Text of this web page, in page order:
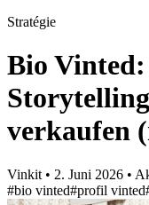
Stratégie
Bio Vinted:
verkaufen
Vinkit • 2. Juni 2026 •
#bio vinted#profil vinted